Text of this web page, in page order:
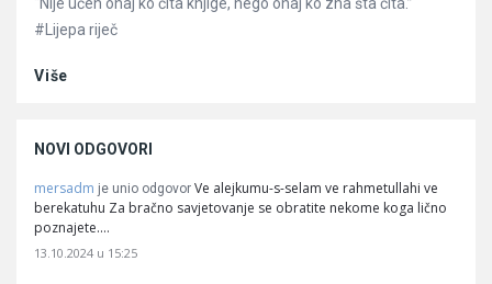
#Lijepa riječ
Više
NOVI ODGOVORI
mersadm je unio odgovor Ve alejkumu-s-selam ve rahmetullahi ve
berekatuhu Za bračno savjetovanje se obratite nekome koga lično
poznajete.…
13.10.2024 u 15:25